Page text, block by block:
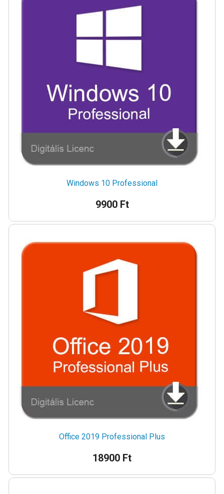
Windows 10 Professional
9900 Ft
Office 2019 Professional Plus
18900 Ft